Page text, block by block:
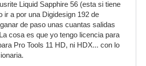
Liquid Sapphire 56 (esta si tiene
ir a por una Digidesign 192 de
de paso unas cuantas salidas
cosa es que yo tengo licencia para
Pro Tools 11 HD, ni HDX... con lo